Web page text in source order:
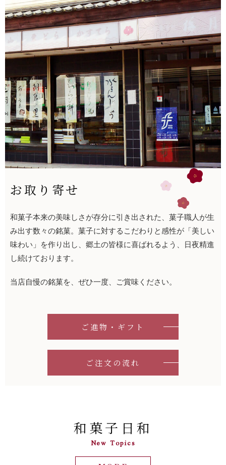
お取り寄せ
和菓子本来の美味しさが存分に引き出された、菓子職人が生
み出す数々の銘菓。菓子に対するこだわりと感性が「美しい
味わい」を作り出し、郷土の皆様に喜ばれるよう、日夜精進
し続けております。
当店自慢の銘菓を、ぜひ一度、ご賞味ください。
ご進物・ギフト
ご注⽂の流れ
和菓⼦⽇和
New Topics